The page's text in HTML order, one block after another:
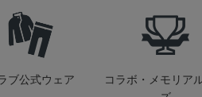
ブ公式ウェア
コラボ・メモリア